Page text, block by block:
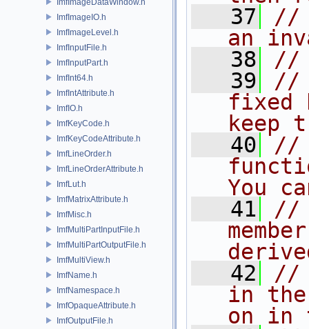
ImfImageIO.h
ImfImageLevel.h
ImfInputFile.h
ImfInputPart.h
ImfInt64.h
ImfIntAttribute.h
ImfIO.h
ImfKeyCode.h
ImfKeyCodeAttribute.h
ImfLineOrder.h
ImfLineOrderAttribute.h
ImfLut.h
ImfMatrixAttribute.h
ImfMisc.h
ImfMultiPartInputFile.h
ImfMultiPartOutputFile.h
ImfMultiView.h
ImfName.h
ImfNamespace.h
ImfOpaqueAttribute.h
ImfOutputFile.h
   37
//
an
   38
//
   39
//
fixed
keep
   40
//
You
   41
//
   42
//
in
on in